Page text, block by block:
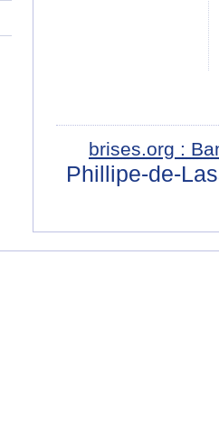
brises.org :
Phillipe-de-